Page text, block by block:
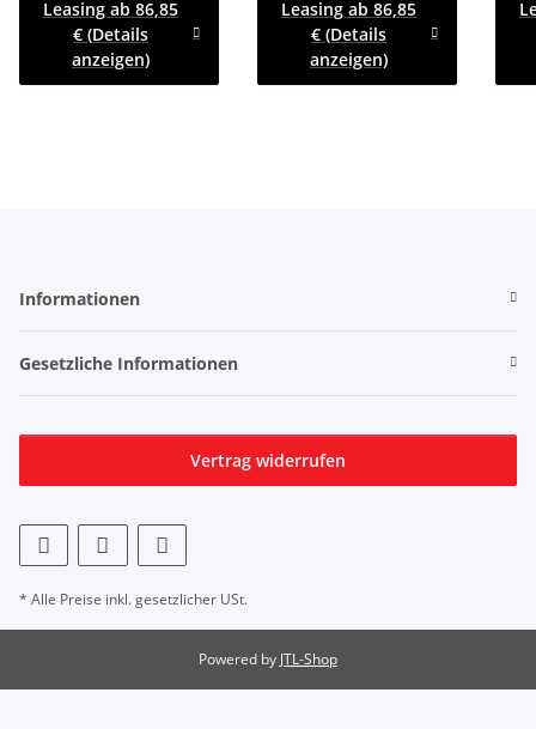
-195/50R13
Leasing ab 86,85
€ (Details
anzeigen)
Leasing ab 86,85
€ (Details
anzeigen)
Informationen
Gesetzliche Informationen
Vertrag widerrufen
* Alle Preise inkl. gesetzlicher USt.
Powered by JTL-Shop